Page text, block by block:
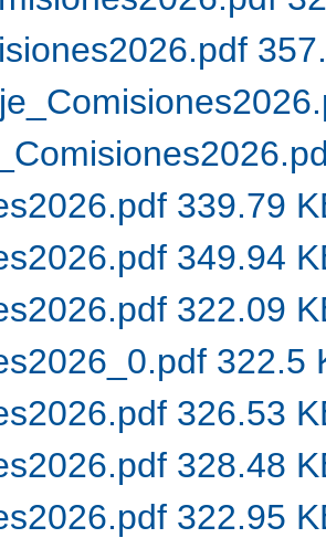
339.79
349.94
322.09
322.5
326.53
328.48
322.95